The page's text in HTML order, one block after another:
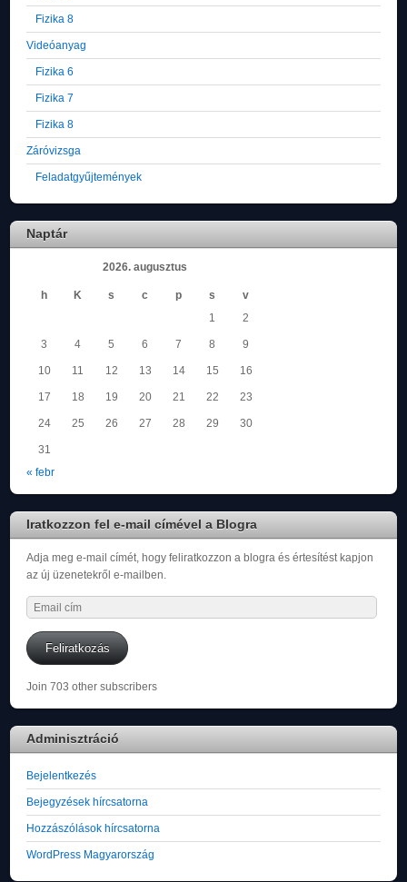
Fizika 8
Videóanyag
Fizika 6
Fizika 7
Fizika 8
Záróvizsga
Feladatgyűjtemények
Naptár
2026. augusztus
h K s c p s
v
1
2
3 4 5 6 7 8 9
10 11 12 13 14 15 16
17 18 19 20 21 22 23
24 25 26 27 28 29 30
31
« febr
Iratkozzon fel e-mail címével a Blogra
Adja meg e-mail címét, hogy feliratkozzon a blogra és értesítést kapjon
az új üzenetekről e-mailben.
Email
cím
Feliratkozás
Join 703 other subscribers
Adminisztráció
Bejelentkezés
Bejegyzések hírcsatorna
Hozzászólások hírcsatorna
WordPress Magyarország